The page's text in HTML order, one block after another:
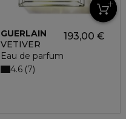
GUERLAIN
VETIVER
Eau de parfum
193,00 €
4.6 7